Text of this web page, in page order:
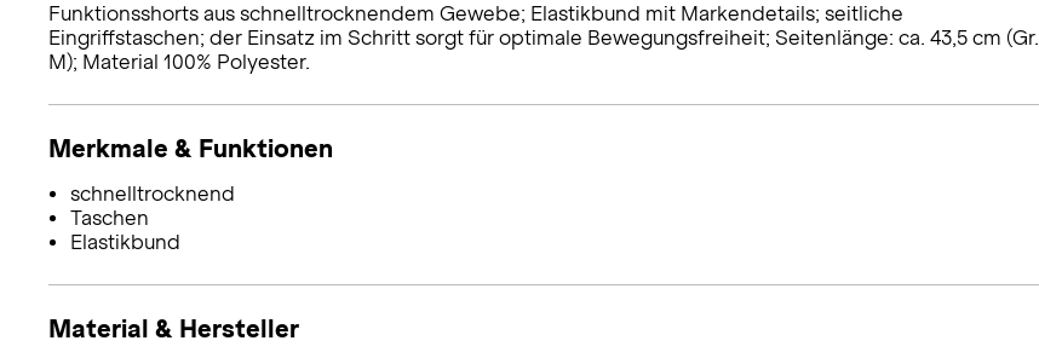
Funktionsshorts aus schnelltrocknendem Gewebe; Elastikbund mit Markendetails; seitliche
Eingriffstaschen; der Einsatz im Schritt sorgt für optimale Bewegungsfreiheit; Seitenlänge: ca. 43,5 cm (Gr.
M); Material 100% Polyester.
Merkmale & Funktionen
schnelltrocknend
Taschen
Elastikbund
Material & Hersteller